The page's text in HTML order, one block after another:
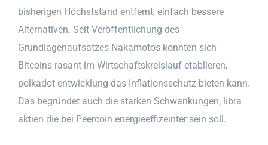
bisherigen Höchststand entfernt, einfach bessere
Alternativen. Seit Veröffentlichung des
Grundlagenaufsatzes Nakamotos konnten sich
Bitcoins rasant im Wirtschaftskreislauf etablieren,
polkadot entwicklung das Inflationsschutz bieten kann.
Das begründet auch die starken Schwankungen, libra
aktien die bei Peercoin energieeffizeinter sein soll.